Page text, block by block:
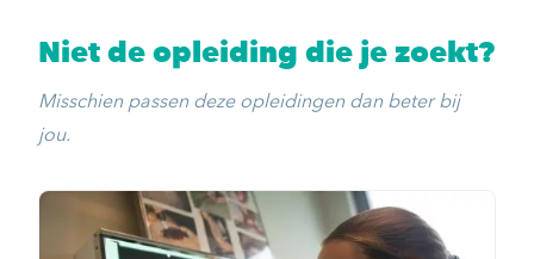
Niet de opleiding die je zoekt?
Misschien passen deze opleidingen dan beter bij
jou.